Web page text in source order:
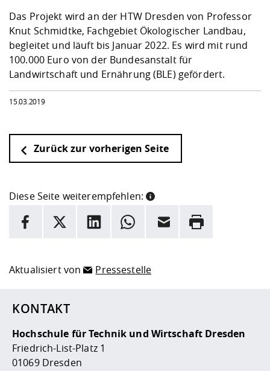
Das Projekt wird an der HTW Dresden von Professor
Knut Schmidtke, Fachgebiet Ökologischer Landbau,
begleitet und läuft bis Januar 2022. Es wird mit rund
100.000 Euro von der Bundesanstalt für
Landwirtschaft und Ernährung (BLE) gefördert.
15.03.2019
Zurück zur vorherigen Seite
Diese Seite weiterempfehlen:
INFORMATION
Hier stehen weitere Informationen und ein Link zur
Facebook
X LinkedInWhatsappE-Mail Drucken
Aktualisiert von Pressestelle
KONTAKT
Hochschule für Technik und Wirtschaft Dresden
Friedrich-List-Platz 1
01069 Dresden